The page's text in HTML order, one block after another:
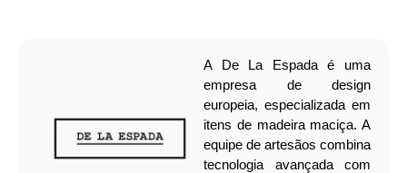
A De La Espada é uma
empresa de design
europeia, especializada em
itens de madeira maciça. A
equipe de artesãos combina
tecnologia avançada com